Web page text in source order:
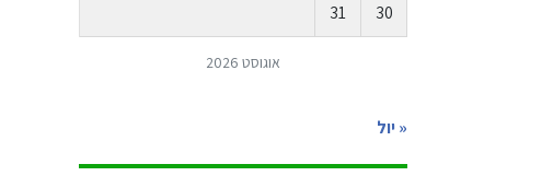
אוגוסט 2026
30
31
« יול